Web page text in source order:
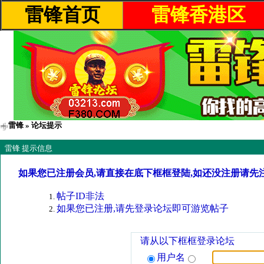
雷锋首页 雷锋香港区
雷锋 » 论坛提示
雷锋 提示信息
如果您已注册会员,请直接在底下框框登陆,如还没注册请先
帖子ID非法
如果您已注册,请先登录论坛即可游览帖子
请从以下框框登录论坛
用户名